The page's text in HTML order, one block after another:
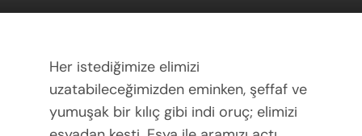
Her istediğimize elimizi
uzatabileceğimizden eminken, şeffaf ve
yumuşak bir kılıç gibi indi oruç; elimizi